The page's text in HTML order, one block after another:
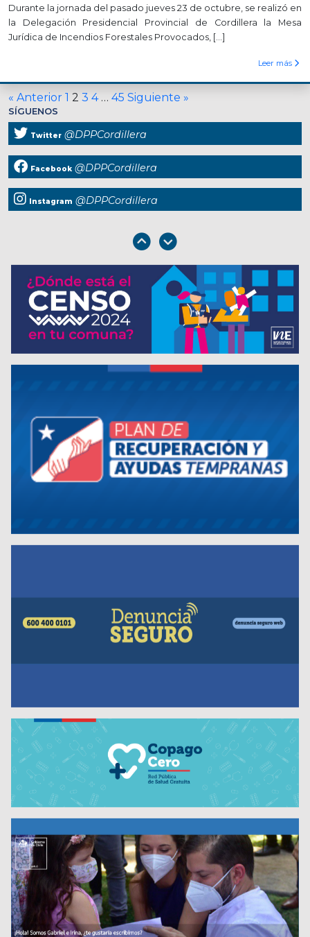
Durante la jornada del pasado jueves 23 de octubre, se realizó en
la Delegación Presidencial Provincial de Cordillera la Mesa
Jurídica de Incendios Forestales Provocados, […]
Leer más
« Anterior 1 2 3 4 … 45 Siguiente »
SÍGUENOS
Twitter @DPPCordillera
Facebook @DPPCordillera
Instagram @DPPCordillera